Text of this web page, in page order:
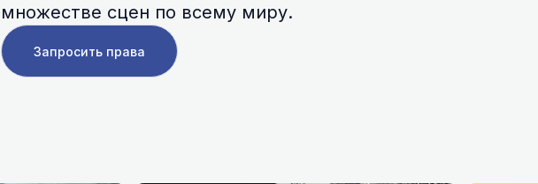
множестве сцен по всему миру.
Запросить права